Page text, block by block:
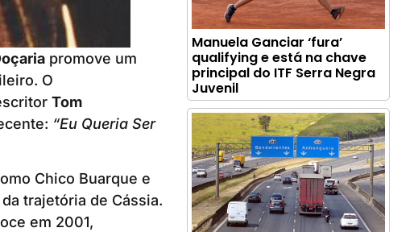
promove um
O
Tom
“Eu Queria Ser
Chico Buarque e
trajetória de Cássia.
em 2001,
Manuela Ganciar ‘fura’
qualifying e está na chave
principal do ITF Serra Negra
Juvenil